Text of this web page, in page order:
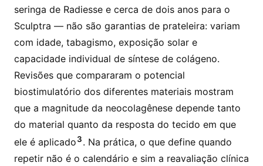
seringa de Radiesse e cerca de dois anos para o
Sculptra — não são garantias de prateleira: variam
com idade, tabagismo, exposição solar e
capacidade individual de síntese de colágeno.
Revisões que compararam o potencial
biostimulatório dos diferentes materiais mostram
que a magnitude da neocolagênese depende tanto
do material quanto da resposta do tecido em que
ele é aplicado3. Na prática, o que define quando
repetir não é o calendário e sim a reavaliação clínica